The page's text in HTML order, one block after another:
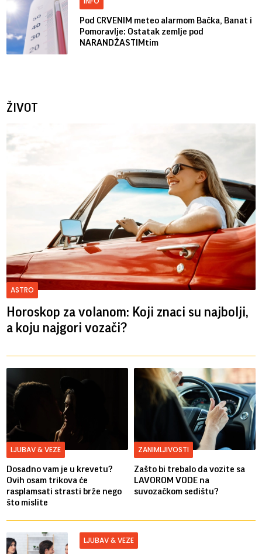
Pod CRVENIM meteo alarmom Bačka, Banat i
Pomoravlje: Ostatak zemlje pod
NARANDŽASTIMtim
ŽIVOT
ASTRO
Horoskop za volanom: Koji znaci su najbolji,
a koju najgori vozači?
LJUBAV & VEZE
Dosadno vam je u krevetu?
Ovih osam trikova će
rasplamsati strasti brže nego
što mislite
ZANIMLJIVOSTI
Zašto bi trebalo da vozite sa
LAVOROM VODE na
suvozačkom sedištu?
LJUBAV & VEZE